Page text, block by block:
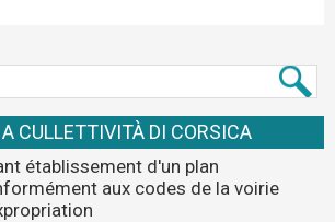
CULLETTIVITÀ DI CORSICA
établissement d'un plan
aux codes de la voirie